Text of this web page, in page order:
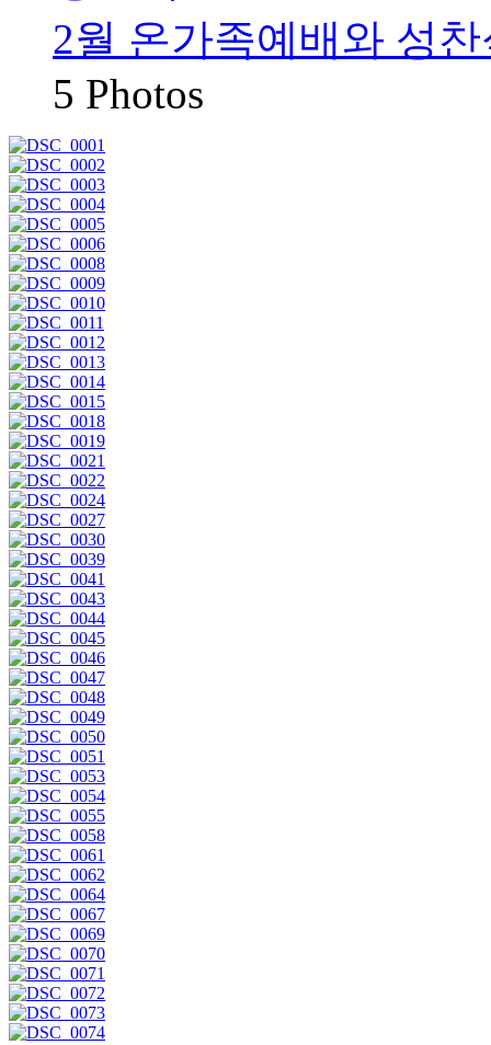
2월 온가족예배와 성찬
5 Photos